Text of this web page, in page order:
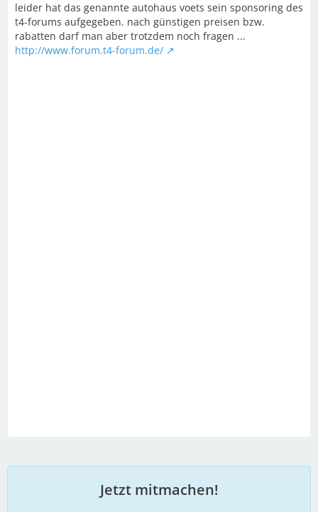
leider hat das genannte autohaus voets sein sponsoring des
t4-forums aufgegeben. nach günstigen preisen bzw.
rabatten darf man aber trotzdem noch fragen ...
http://www.forum.t4-forum.de/
Jetzt mitmachen!